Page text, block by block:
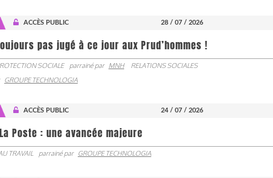
ACCÈS PUBLIC 28 / 07 / 2026
pas jugé à ce jour aux Prud’hommes !
SOCIALE parrainé par MNH
RELATIONS SOCIALES
GROUPE TECHNOLOGIA
ACCÈS PUBLIC 24 / 07 / 2026
Poste : une avancée majeure
TRAVAIL parrainé par GROUPE TECHNOLOGIA